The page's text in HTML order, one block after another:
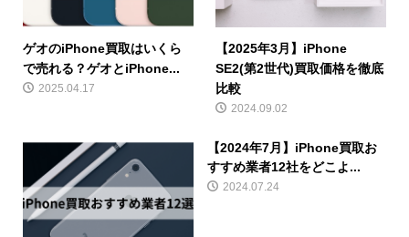
ゲオのiPhone買取はいくら
で売れる？ゲオとiPhone...
2025.04.17
【2025年3月】iPhone
SE2(第2世代)買取価格を徹底
比較
2024.09.02
【2024年7月】iPhone買取お
すすめ業者12社をどこよ...
2024.07.24